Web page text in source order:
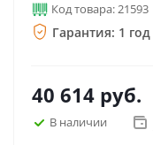
Код товара: 21593
Гарантия: 1 год
40 614 руб.
В наличии